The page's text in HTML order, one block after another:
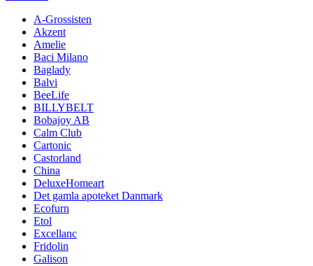
A-Grossisten
Akzent
Amelie
Baci Milano
Baglady
Balvi
BeeLife
BILLYBELT
Bobajoy AB
Calm Club
Cartonic
Castorland
China
DeluxeHomeart
Det gamla apoteket Danmark
Ecofurn
Etol
Excellanc
Fridolin
Galison